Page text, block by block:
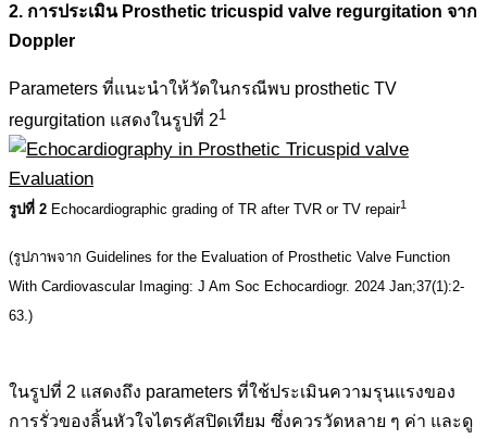
2. การประเมิน Prosthetic tricuspid valve regurgitation จาก
Doppler
Parameters ที่แนะนำให้วัดในกรณีพบ prosthetic TV
regurgitation แสดงในรูปที่ 21
รูปที่ 2 Echocardiographic grading of TR after TVR or TV repair1
(รูปภาพจาก Guidelines for the Evaluation of Prosthetic Valve Function
With Cardiovascular Imaging: J Am Soc Echocardiogr. 2024 Jan;37(1):2-
63.)
ในรูปที่ 2 แสดงถึง parameters ที่ใช้ประเมินความรุนแรงของ
การรั่วของลิ้นหัวใจไตรคัสปิดเทียม ซึ่งควรวัดหลาย ๆ ค่า และดู